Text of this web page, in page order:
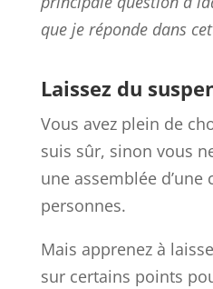
que je réponde dans
Laissez du
Vous avez plein de
suis sûr, sinon vous
une assemblée
personnes.
Mais apprenez à
sur certains points